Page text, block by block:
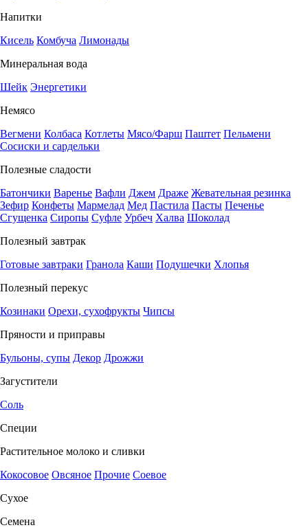
Напитки
Кисель Комбуча Лимонады
Минеральная вода
Шейк Энергетики
Немясо
Вегмени Колбаса Котлеты Мясо/Фарш Паштет Пельмени
Сосиски и сардельки
Полезные сладости
Батончики Варенье Вафли Джем Драже Жевательная резинка
Зефир Конфеты Мармелад Мед Пастила Пасты Печенье
Сгущенка Сиропы Суфле Урбеч Халва Шоколад
Полезный завтрак
Готовые завтраки Гранола Каши Подушечки Хлопья
Полезный перекус
Козинаки Орехи, сухофрукты Чипсы
Пряности и приправы
Бульоны, супы Декор Дрожжи
Загустители
Соль
Специи
Растительное молоко и сливки
Кокосовое Овсяное Прочие Соевое
Сухое
Семена